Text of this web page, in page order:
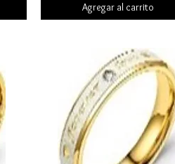
Agregar al carrito